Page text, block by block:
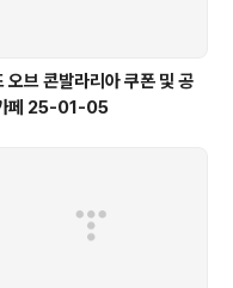
오브 콘발라리아 쿠폰 및 공
식 카페 25-01-05